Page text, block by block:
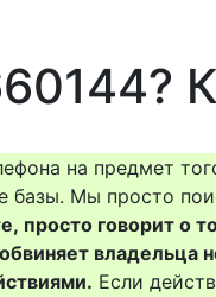
на предмет
базы. Мы просто
говорит о
владельца
Если